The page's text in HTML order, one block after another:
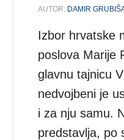
AUTOR: DAMIR
Izbor hrvatske
poslova Marije
glavnu tajnicu
nedvojbeni je
i za nju samu.
predstavlja, po